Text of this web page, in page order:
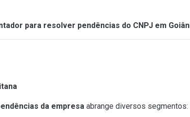
para resolver pendências do CNPJ em
da empresa abrange diversos segmentos: